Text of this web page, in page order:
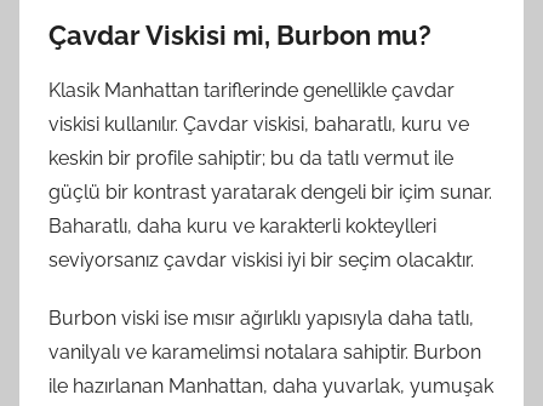
Çavdar Viskisi mi, Burbon mu?
Klasik Manhattan tariflerinde genellikle çavdar
viskisi kullanılır. Çavdar viskisi, baharatlı, kuru ve
keskin bir profile sahiptir; bu da tatlı vermut ile
güçlü bir kontrast yaratarak dengeli bir içim sunar.
Baharatlı, daha kuru ve karakterli kokteylleri
seviyorsanız çavdar viskisi iyi bir seçim olacaktır.
Burbon viski ise mısır ağırlıklı yapısıyla daha tatlı,
vanilyalı ve karamelimsi notalara sahiptir. Burbon
ile hazırlanan Manhattan, daha yuvarlak, yumuşak